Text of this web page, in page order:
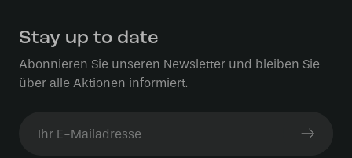
Stay up to date
Abonnieren Sie unseren Newsletter und bleiben Sie
über alle Aktionen informiert.